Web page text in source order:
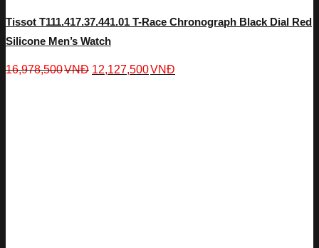
Tissot T111.417.37.441.01 T-Race Chronograph Black Dial Red
Silicone Men’s Watch
16,978,500VNĐ 12,127,500VNĐ